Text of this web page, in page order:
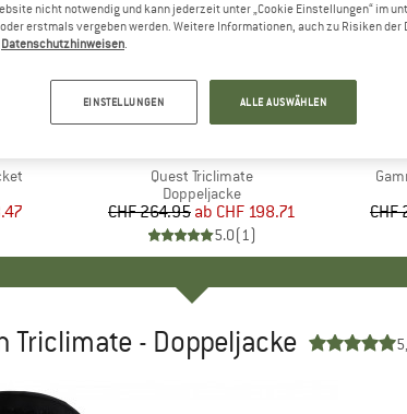
Preis
Artikel
Quest Triclimate
Produktgruppe
Doppeljacke
Preis
CHF 264.95 reduzierter Preis
ab CHF 198.71
5.0(1)
CHF
Triclimate - Doppeljacke
nicht notwendig und kann jederzeit unter „Cookie Einstellungen“ im
erstmals vergeben werden. Weitere Informationen, auch zu Risiken
Datenschutzhinweisen.
EINSTELLUNGEN ALLE AUSWÄHLEN